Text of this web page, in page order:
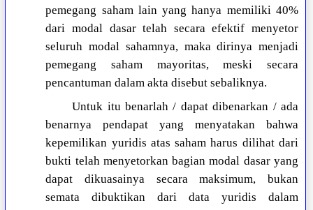
pemegang saham lain yang hanya memiliki 40%
dari modal dasar telah secara efektif menyetor
seluruh modal sahamnya, maka dirinya menjadi
pemegang saham mayoritas, meski secara
pencantuman dalam akta disebut sebaliknya.
Untuk itu benarlah / dapat dibenarkan / ada
benarnya pendapat yang menyatakan bahwa
kepemilikan yuridis atas saham harus dilihat dari
bukti telah menyetorkan bagian modal dasar yang
dapat dikuasainya secara maksimum, bukan
semata dibuktikan dari data yuridis dalam